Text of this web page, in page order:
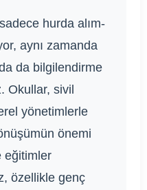
hurda alım-
aynı zamanda
da bilgilendirme
Okullar, sivil
yönetimlerle
önemi
eğitimler
özellikle genç